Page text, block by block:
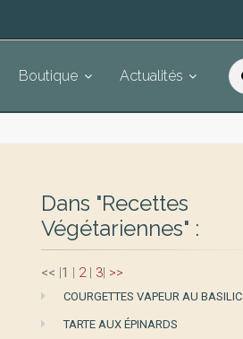
Boutique Actualités
Dans "Recettes
Végétariennes" :
<< |1 | 2| 3| >>
COURGETTES VAPEUR AU BASILIC
TARTE AUX ÉPINARDS